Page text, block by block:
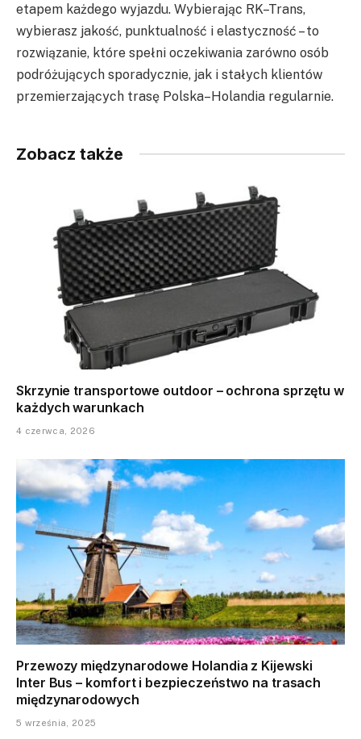
etapem każdego wyjazdu. Wybierając RK–Trans,
wybierasz jakość, punktualność i elastyczność – to
rozwiązanie, które spełni oczekiwania zarówno osób
podróżujących sporadycznie, jak i stałych klientów
przemierzających trasę Polska–Holandia regularnie.
Zobacz także
Skrzynie transportowe outdoor – ochrona sprzętu w
każdych warunkach
4 czerwca, 2026
Przewozy międzynarodowe Holandia z Kijewski
Inter Bus – komfort i bezpieczeństwo na trasach
międzynarodowych
5 września, 2025